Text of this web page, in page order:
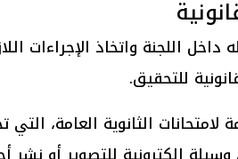
اللجنة واتخاذ الإجراءات
للتحقيق.
لامتحانات الثانوية العامة، التي